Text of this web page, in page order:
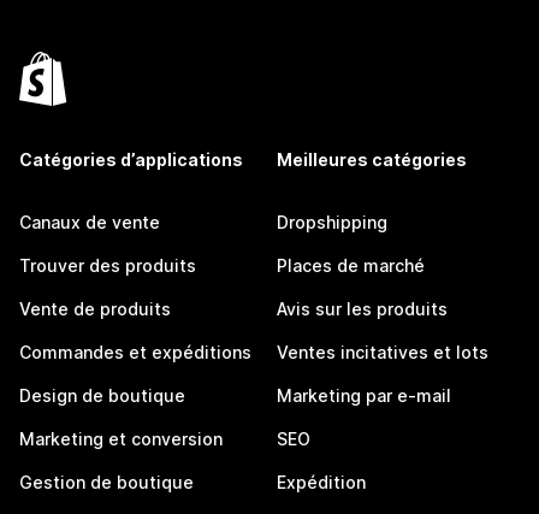
Catégories d’applications
Canaux de vente
Trouver des produits
Vente de produits
Commandes et expéditions
Design de boutique
Marketing et conversion
Gestion de boutique
Meilleures catégories
Dropshipping
Places de marché
Avis sur les produits
Ventes incitatives et lots
Marketing par e-mail
SEO
Expédition